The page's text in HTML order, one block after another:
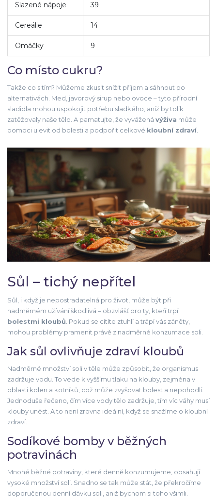
Slazené nápoje 39
Cereálie 14
Omáčky 9
Co místo cukru?
Takže co s tím? Můžeme zkusit snížit příjem a sáhnout po
alternativách. Med, javorový sirup nebo ovoce – tyto přírodní
sladidla mohou uspokojit potřebu sladkého, aniž by tolik
zatěžovaly naše tělo. A pamatujte, že vyvážená výživa může
pomoci ulevit od bolesti a podpořit celkové kloubní zdraví.
Sůl – tichý nepřítel
Sůl, i když je nepostradatelná pro život, může být při
nadměrném užívání škodlivá – obzvlášť pro ty, kteří trpí
bolestmi kloubů. Pokud se cítíte ztuhlí a trápí vás záněty,
mohou problémy pramenit právě z nadměrné konzumace soli.
Jak sůl ovlivňuje zdraví kloubů
Nadměrné množství soli v těle může způsobit, že organismus
zadržuje vodu. To vede k vyššímu tlaku na klouby, zejména v
oblasti kolen a kotníků, což může zvyšovat bolest a nepohodlí.
Jednoduše řečeno, čím více vody tělo zadržuje, tím víc váhy musí
klouby unést. A to není zrovna ideální, když se snažíme o kloubní
zdraví.
Sodíkové bomby v běžných
potravinách
Mnohé běžné potraviny, které denně konzumujeme, obsahují
vysoké množství soli. Snadno se tak může stát, že překročíme
doporučenou denní dávku soli, aniž bychom si toho všimli.